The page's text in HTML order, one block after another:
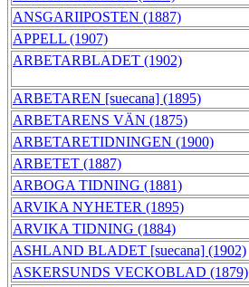
ANSGARIIPOSTEN (1887)
APPELL (1907)
ARBETARBLADET (1902)
ARBETAREN [suecana] (1895)
ARBETARENS VÄN (1875)
ARBETARETIDNINGEN (1900)
ARBETET (1887)
ARBOGA TIDNING (1881)
ARVIKA NYHETER (1895)
ARVIKA TIDNING (1884)
ASHLAND BLADET [suecana] (1902)
ASKERSUNDS VECKOBLAD (1879)